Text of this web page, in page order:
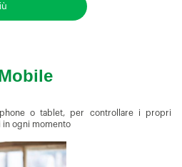
o tablet, per controllare i propri
in ogni momento